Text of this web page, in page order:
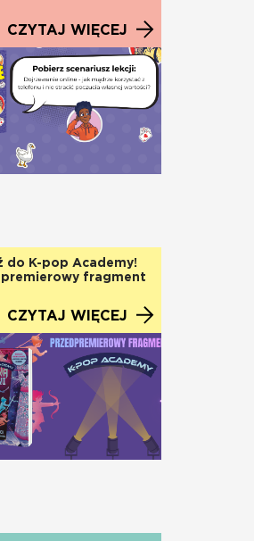
CZYTAJ WIĘCEJ
CZYTAJ WIĘCEJ
do K-pop Academy!
fragment